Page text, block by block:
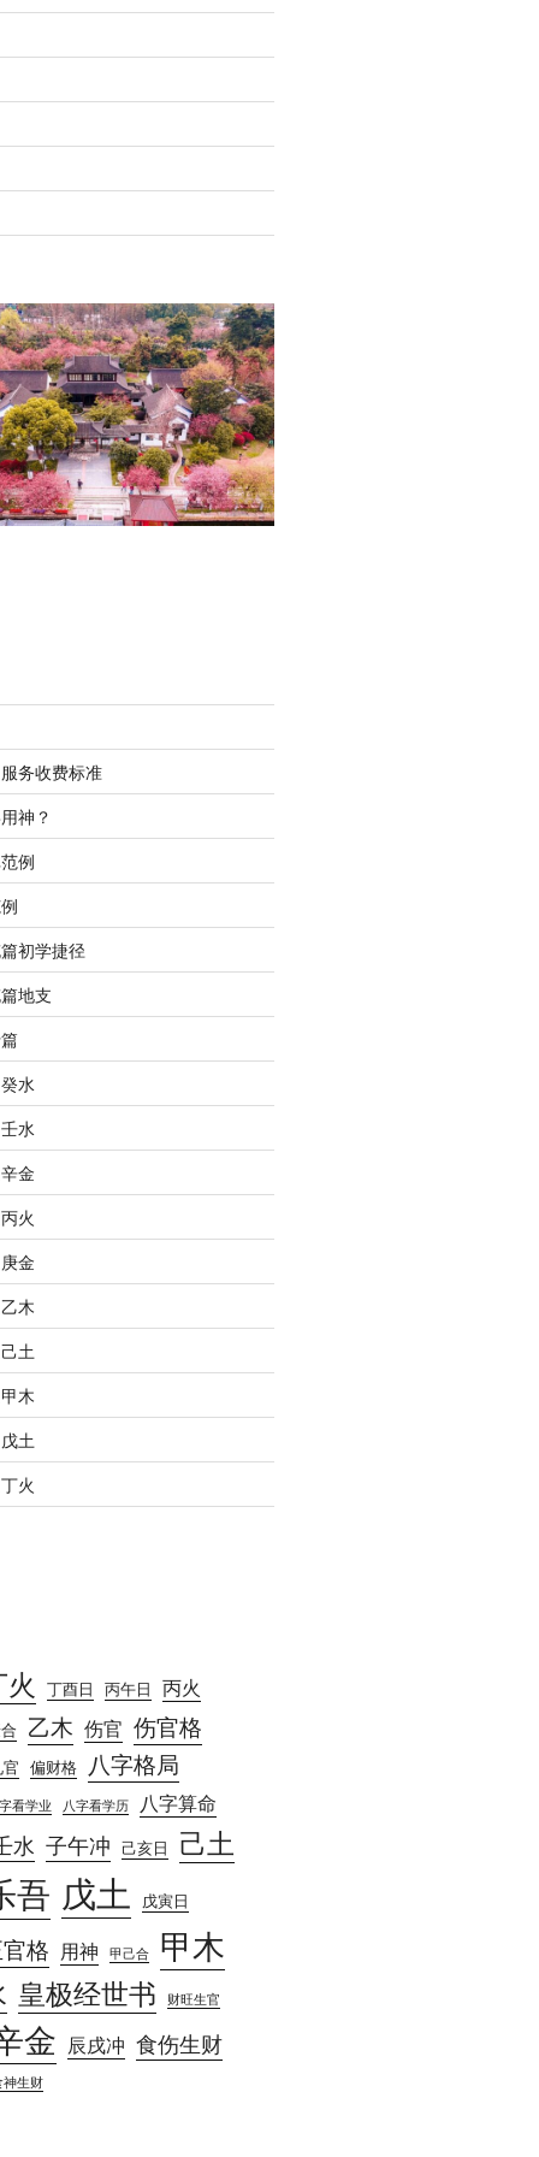
务收费标准
神？
例
初学捷径
地支
水
水
金
火
金
木
土
木
土
火
丁酉日 丙午日 丙火
乙木 伤官 伤官格
偏财格 八字格局
看学业 八字看学历 八字算命
水 子午冲 己亥日 己土
吾 戊土 戊寅日
格 用神 甲己合 甲木
皇极经世书 财旺生官
金 辰戌冲 食伤生财
神生财